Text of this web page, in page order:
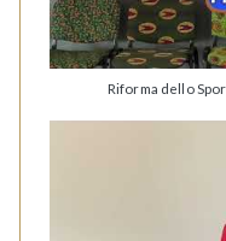
Riforma dello